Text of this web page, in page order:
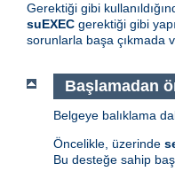
Gerektiği gibi
suEXEC gerektiği gibi
sorunlarla başa çıkmada
Başlamadan
Belgeye balıklama
Öncelikle, üzerinde
Bu desteğe sahip